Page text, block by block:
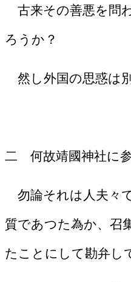
古来その善悪を問
ろうか？
然し外国の思惑は
二 何故靖國神社に
勿論それは人夫々
質であつた為か、召
たことにして勘弁し